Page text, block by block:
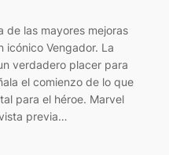
de las mayores mejoras
icónico Vengador. La
verdadero placer para
el comienzo de lo que
para el héroe. Marvel
previa…